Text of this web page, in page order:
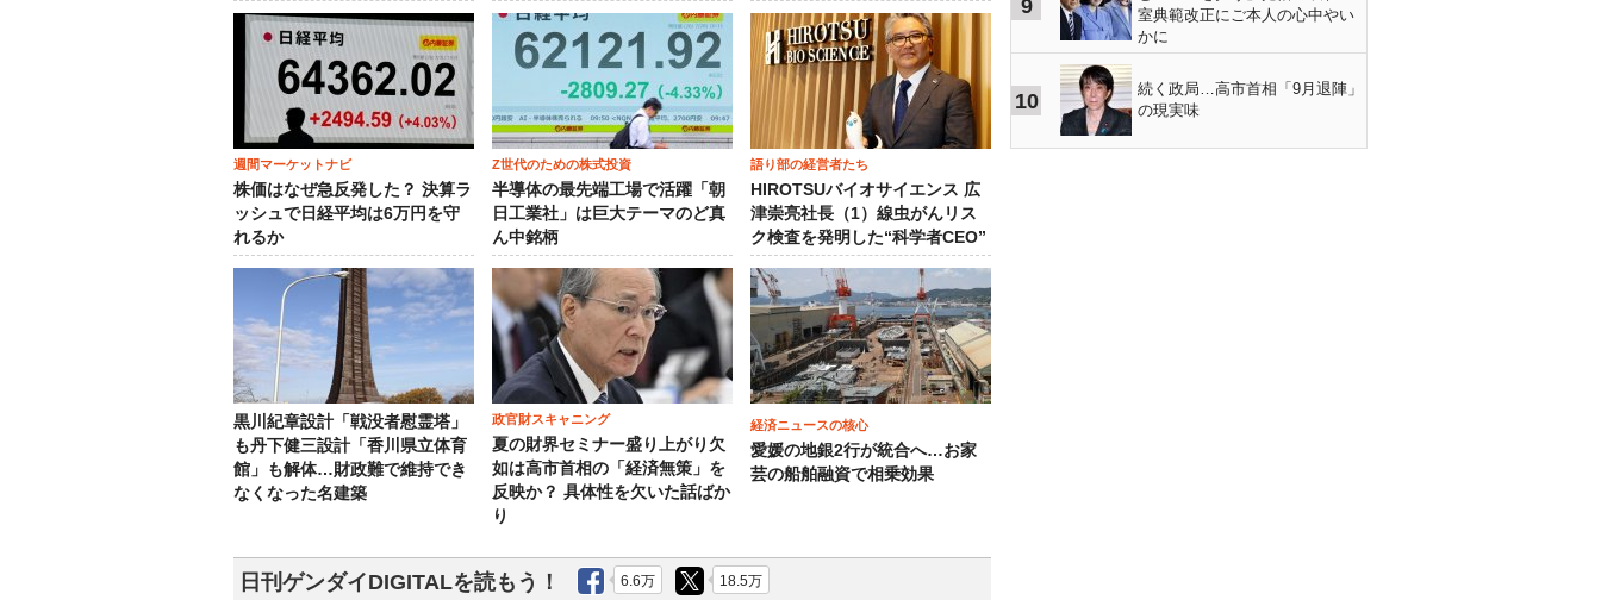
週間マーケットナビ
株価はなぜ急反発した？ 決算ラ
ッシュで日経平均は6万円を守
れるか
Z世代のための株式投資
半導体の最先端工場で活躍「朝
日工業社」は巨大テーマのど真
ん中銘柄
語り部の経営者たち
HIROTSUバイオサイエンス 広
津崇亮社長（1）線虫がんリス
ク検査を発明した“科学者CEO”
黒川紀章設計「戦没者慰霊塔」
も丹下健三設計「香川県立体育
館」も解体…財政難で維持でき
なくなった名建築
政官財スキャニング
夏の財界セミナー盛り上がり欠
如は高市首相の「経済無策」を
反映か？ 具体性を欠いた話ばか
り
経済ニュースの核心
愛媛の地銀2行が統合へ…お家
芸の船舶融資で相乗効果
日刊ゲンダイDIGITALを読もう！ 6.6万 18.5万
9
室典範改正にご本人の心中やい
かに
10
続く政局…高市首相「9月退陣」
の現実味